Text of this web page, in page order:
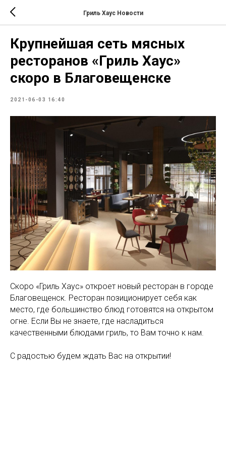
Гриль Хаус Новости
Крупнейшая сеть мясных
ресторанов «Гриль Хаус»
скоро в Благовещенске
2021-06-03 16:40
Скоро «Гриль Хаус» откроет новый ресторан в городе
Благовещенск. Ресторан позиционирует себя как
место, где большинство блюд готовятся на открытом
огне. Если Вы не знаете, где насладиться
качественными блюдами гриль, то Вам точно к нам.
С радостью будем ждать Вас на открытии!